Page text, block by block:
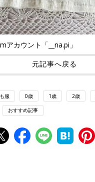
アカウント「__na.pi」
元記事へ戻る
服 0歳 1歳 2歳
おすすめ記事